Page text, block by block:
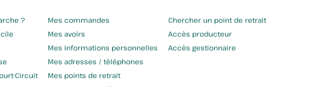
?
Circuit
Mes commandes
Mes avoirs
Mes informations personnelles
Mes adresses / téléphones
Mes points de retrait
Chercher un point de retrait
Accès producteur
Accès gestionnaire